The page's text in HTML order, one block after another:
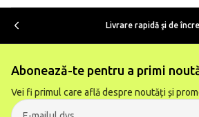
Livrare rapidă şi de
Abonează-te pentru a primi
Vei fi primul care află despre noutăți și